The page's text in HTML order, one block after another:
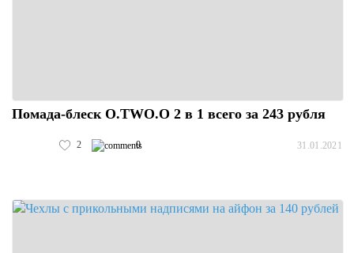
Помада-блеск O.TWO.O 2 в 1 всего за 243 рубля
2 0 31.01.2021